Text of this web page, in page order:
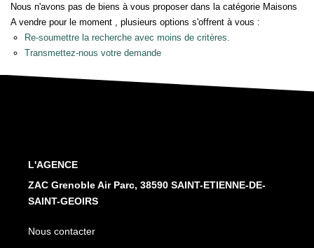
L'AGENCE
Plus de critères Créer une alerte
Nous n'avons pas de biens à vous proposer dans la catégorie Maisons
A vendre pour le moment , plusieurs options s'offrent à vous :
Re-soumettre la recherche avec moins de critères.
Transmettez-nous votre demande
L'AGENCE
ZAC Grenoble Air Parc, 38590 SAINT-ETIENNE-DE-
SAINT-GEOIRS
Nous contacter